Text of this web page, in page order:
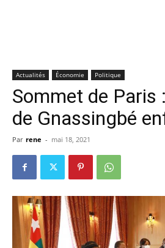
Actualités Économie Politique
Sommet de Paris
de Gnassingbé
Par rene - mai 18, 2021